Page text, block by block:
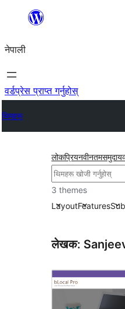
सामग्रीमा
नेपाली
वर्डप्रेस प्राप्त गर्नुहोस्
थिमहरू
लोकप्रियनवीनतमसमुदाय
खोज्नुहोस्
3 themes
LayoutFeatures
लेखक: